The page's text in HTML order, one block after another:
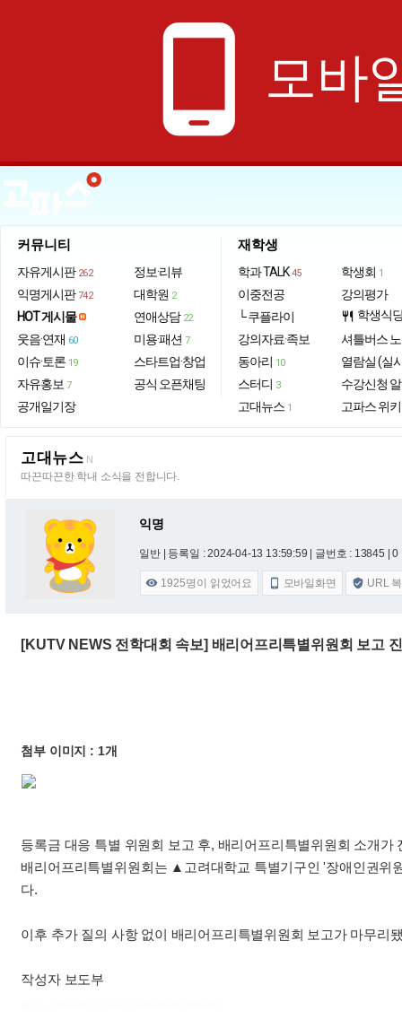
phone_android 모바
커뮤니티
자유게시판 262
익명게시판 742
HOT 게시물
웃음·연재 60
이슈·토론 19
자유홍보 7
공개일기장
정보·리뷰
대학원 2
연애상담 22
미용·패션 7
스타트업·창업
공식 오픈채팅
재학생
학과 TALK 45
이중전공
└ 쿠플라이
강의자료·족보
동아리 10
스터디 3
고대뉴스 1
학생회 1
강의평가
restaurant 학생식
셔틀버스
열람실 (실
수강신청
고파스 위키
고대뉴스 N
따끈따끈한 학내 소식을 전합니다.
익명
일반 | 등록일 : 2024-04-13 13:59:59 | 글번호 : 13845 | 0
 1925명이 읽었어요  모바일화면  URL
[KUTV NEWS 전학대회 속보] 배리어프리특별위원회 보고
첨부 이미지 : 1개
등록금 대응 특별 위원회 보고 후, 배리어프리특별위원회 소개가
배리어프리특별위원회는 ▲고려대학교 특별기구인 '장애인권
다.
이후 추가 질의 사항 없이 배리어프리특별위원회 보고가 마무리
작성자 보도부